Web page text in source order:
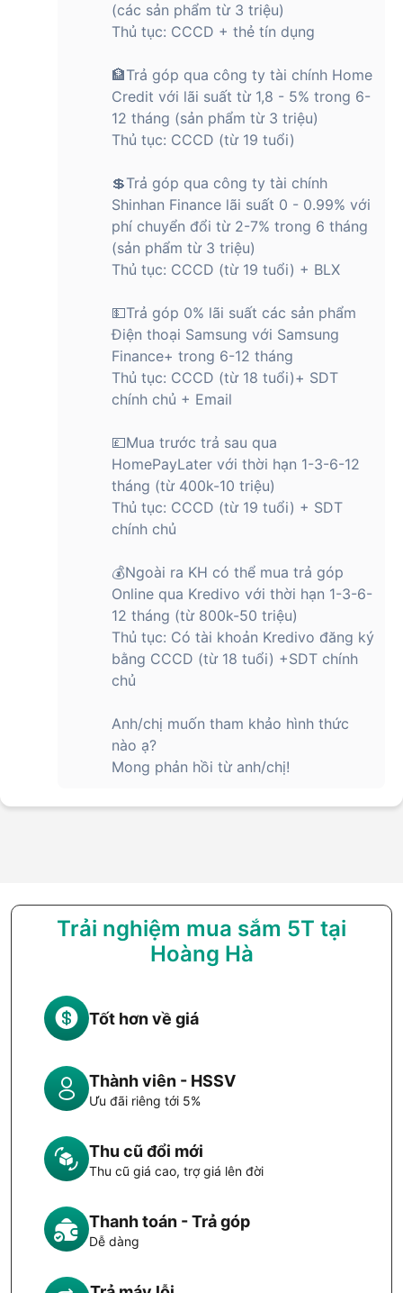
(các sản phẩm từ 3 triệu)
Thủ tục: CCCD + thẻ tín dụng
🏦Trả góp qua công ty tài chính Home
Credit với lãi suất từ 1,8 - 5% trong 6-
12 tháng (sản phẩm từ 3 triệu)
Thủ tục: CCCD (từ 19 tuổi)
💲Trả góp qua công ty tài chính
Shinhan Finance lãi suất 0 - 0.99% với
phí chuyển đổi từ 2-7% trong 6 tháng
(sản phẩm từ 3 triệu)
Thủ tục: CCCD (từ 19 tuổi) + BLX
💵Trả góp 0% lãi suất các sản phẩm
Điện thoại Samsung với Samsung
Finance+ trong 6-12 tháng
Thủ tục: CCCD (từ 18 tuổi)+ SDT
chính chủ + Email
💷Mua trước trả sau qua
HomePayLater với thời hạn 1-3-6-12
tháng (từ 400k-10 triệu)
Thủ tục: CCCD (từ 19 tuổi) + SDT
chính chủ
💰Ngoài ra KH có thể mua trả góp
Online qua Kredivo với thời hạn 1-3-6-
12 tháng (từ 800k-50 triệu)
Thủ tục: Có tài khoản Kredivo đăng ký
bằng CCCD (từ 18 tuổi) +SDT chính
chủ
Anh/chị muốn tham khảo hình thức
nào ạ?
Mong phản hồi từ anh/chị!
Trải nghiệm mua sắm 5T tại
Hoàng Hà
Tốt hơn về giá
Thành viên - HSSV
Ưu đãi riêng tới 5%
Thu cũ đổi mới
Thu cũ giá cao, trợ giá lên đời
Thanh toán - Trả góp
Dễ dàng